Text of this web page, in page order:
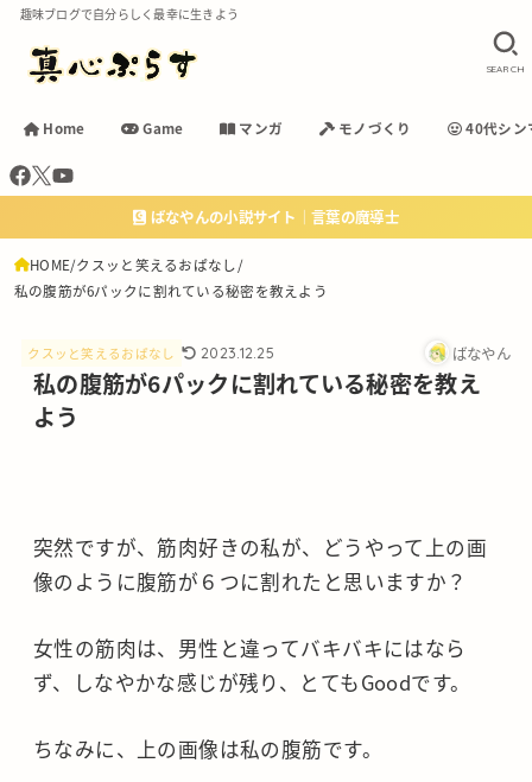
趣味ブログで自分らしく最幸に生きよう
Home Game マンガ モノづくり 40代シン
SEARCH
ばなやんの小説サイト｜言葉の魔導士
HOME クスッと笑えるおぱなし
私の腹筋が6パックに割れている秘密を教えよう
クスッと笑えるおぱなし 2023.12.25 ばなやん
私の腹筋が6パックに割れている秘密を教え
よう
突然ですが、筋肉好きの私が、どうやって上の画
像のように腹筋が６つに割れたと思いますか？
女性の筋肉は、男性と違ってバキバキにはなら
ず、しなやかな感じが残り、とてもGoodです。
ちなみに、上の画像は私の腹筋です。